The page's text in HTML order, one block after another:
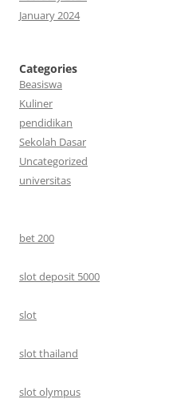
January 2024
Categories
Beasiswa
Kuliner
pendidikan
Sekolah Dasar
Uncategorized
universitas
bet 200
slot deposit 5000
slot
slot thailand
slot olympus